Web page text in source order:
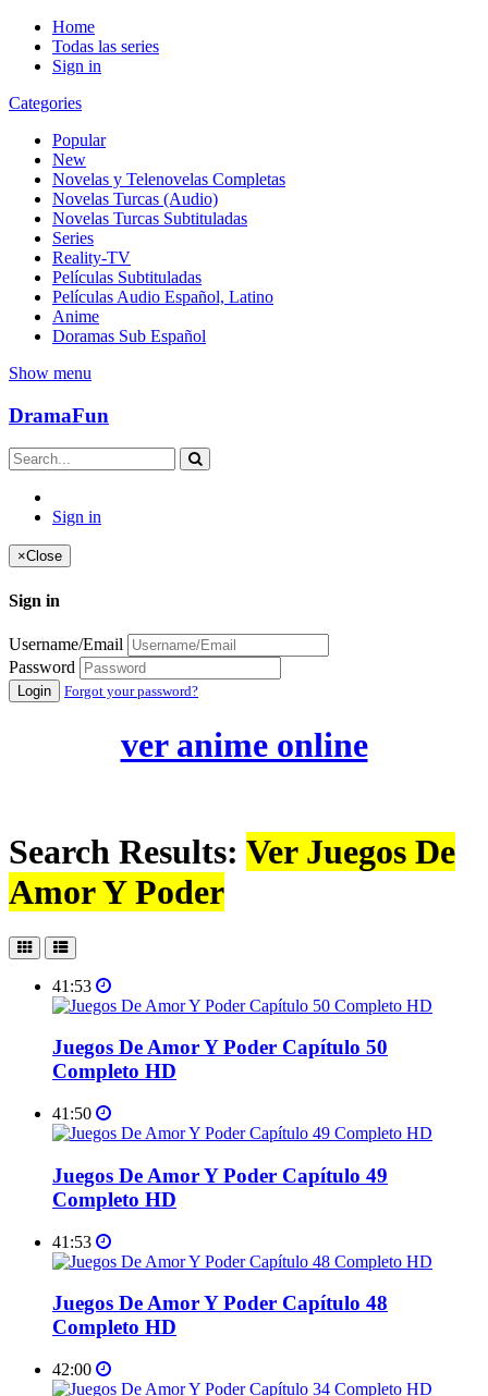
Home
Todas las series
Sign in
Categories
Popular
New
Novelas y Telenovelas Completas
Novelas Turcas (Audio)
Novelas Turcas Subtituladas
Series
Reality-TV
Películas Subtituladas
Películas Audio Español, Latino
Anime
Doramas Sub Español
Show menu
DramaFun
Sign in
×Close
Sign in
Username/Email
Password
Login Forgot your password?
ver anime online
Search Results: Ver Juegos De
Amor Y Poder
41:53
Juegos De Amor Y Poder Capítulo 50
Completo HD
41:50
Juegos De Amor Y Poder Capítulo 49
Completo HD
41:53
Juegos De Amor Y Poder Capítulo 48
Completo HD
42:00